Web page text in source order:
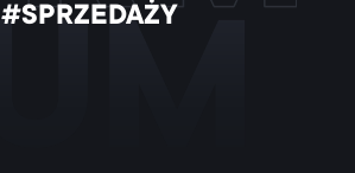
#SPRZEDAŻY